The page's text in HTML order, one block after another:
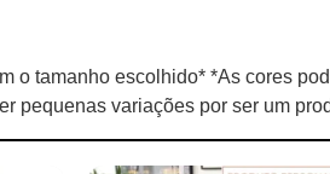
o tamanho escolhido* *As cores
pequenas variações por ser um